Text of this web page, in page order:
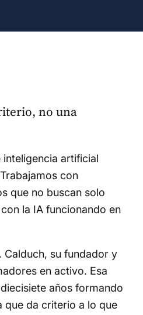
no una
inteligencia artificial
con
que no buscan solo
la IA funcionando en
Calduch, su fundador y
en activo. Esa
años formando
que da criterio a lo que